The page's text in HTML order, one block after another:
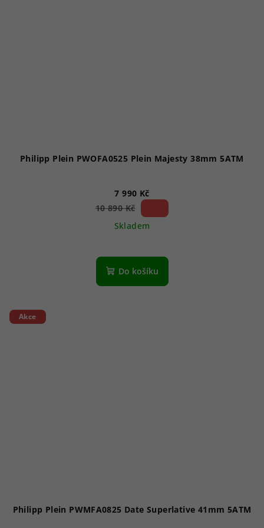
Philipp Plein PWOFA0525 Plein Majesty 38mm 5ATM
7 990 Kč
10 890 Kč
Skladem
Do košíku
Akce
Philipp Plein PWMFA0825 Date Superlative 41mm 5ATM